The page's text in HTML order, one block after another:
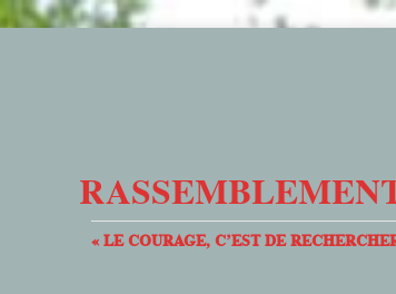
« LE COURAGE, C’EST DE